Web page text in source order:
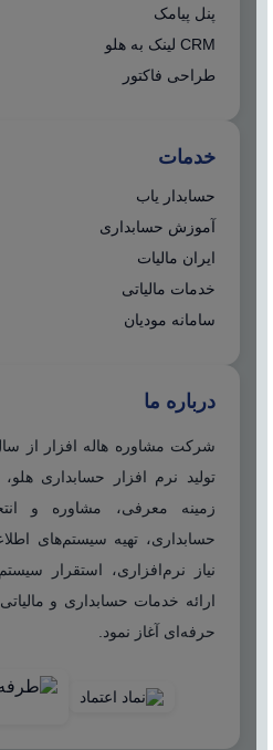
پنل پیامک
CRM لینک به هلو
طراحی فاکتور
خدمات
حسابدار یاب
آموزش حسابداری
ایران مالیات
خدمات مالیاتی
سامانه مودیان
درباره ما
تولید نرم افزار حسابداری
زمینه معرفی، مشاوره و
حسابداری، تهیه سیستم‌های
نیاز نرم‌افزاری، استقرار
ارائه خدمات حسابداری و
حرفه‌ای آغاز نمود.